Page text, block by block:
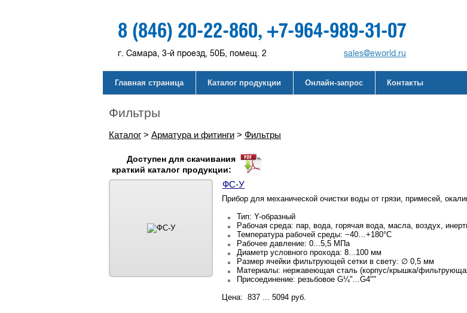
8 (846) 20-22-860, +7-964-989-31-07
г. Самара, 3-й проезд, 50Б, помещ. 2 sales@eworld.ru
Главная страница Каталог продукции Онлайн-запрос Контакты
Фильтры
Каталог > Арматура и фитинги > Фильтры
Доступен для скачивания
краткий каталог продукции:
ФС-У
Прибор для механической очистки воды от грязи, примесей,
Тип: Y-образный
Рабочая среда: пар, вода, горячая вода, масла, воздух,
Температура рабочей среды: −40…+180°С
Рабочее давление: 0...5,5 МПа
Диаметр условного прохода: 8...100 мм
Размер ячейки фильтрующей сетки в свету: ∅ 0,5 мм
Материалы: нержавеющая сталь (корпус/крышка/
Присоединение: резьбовое G¼"...G4""
Цена: 837 ... 5094 руб.